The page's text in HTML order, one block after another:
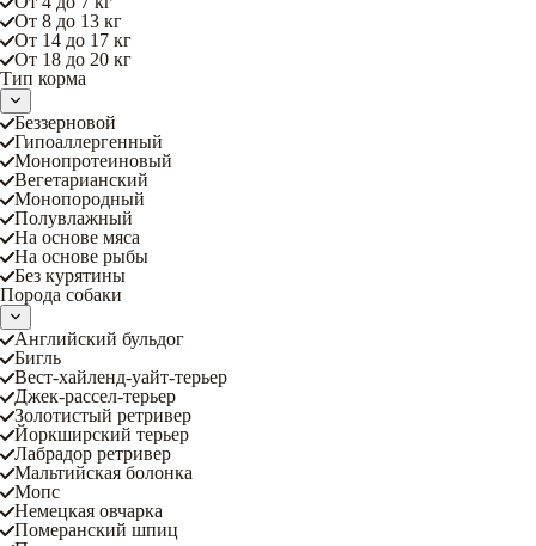
От 8 до 13 кг
От 14 до 17 кг
От 18 до 20 кг
Тип корма
Беззерновой
Гипоаллергенный
Монопротеиновый
Вегетарианский
Монопородный
Полувлажный
На основе мяса
На основе рыбы
Без курятины
Порода собаки
Английский бульдог
Бигль
Вест-хайленд-уайт-терьер
Джек-рассел-терьер
Золотистый ретривер
Йоркширский терьер
Лабрадор ретривер
Мальтийская болонка
Мопс
Немецкая овчарка
Померанский шпиц